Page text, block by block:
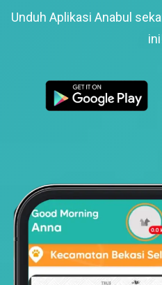
Unduh Aplikasi Anabul